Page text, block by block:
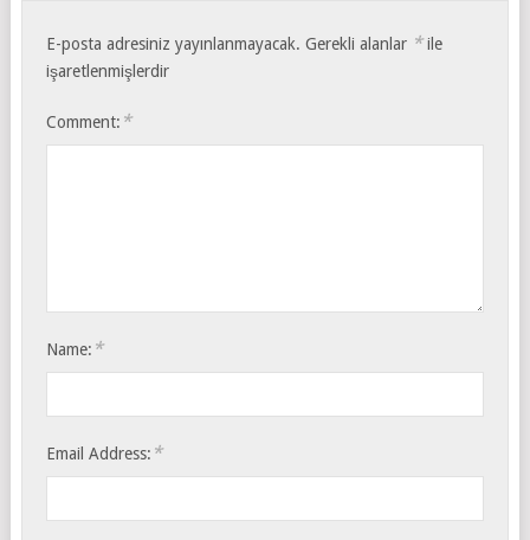
E-posta adresiniz yayınlanmayacak. Gerekli alanlar *ile
işaretlenmişlerdir
Comment: *
Name: *
Email Address: *